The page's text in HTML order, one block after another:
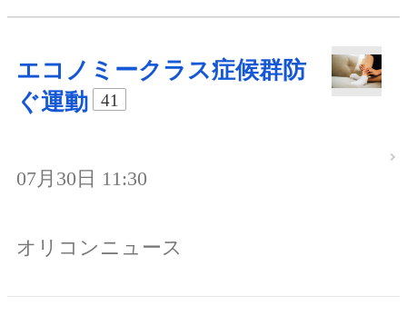
エコノミークラス症候群防
ぐ運動
41
07月30日 11:30
オリコンニュース